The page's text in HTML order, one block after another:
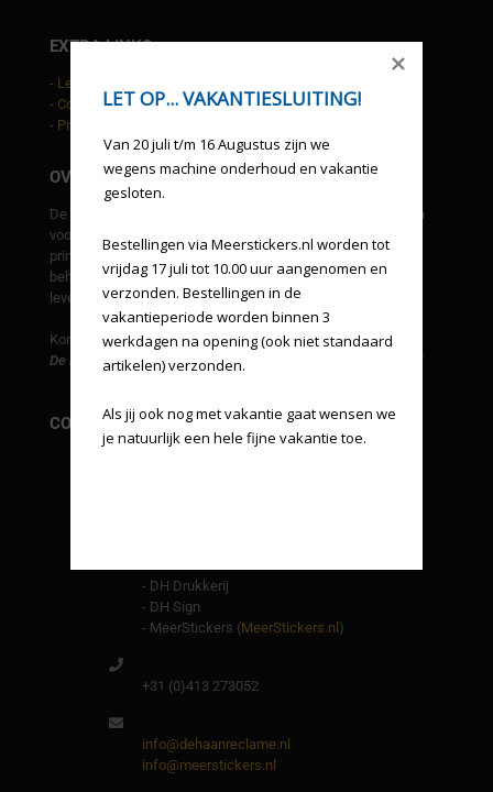
EXTRA LINKS
- Leveringsvoorwaarden
- Cookies
- Privacy statement
OVER DE HAAN RECLAME
De Haan reclame is een allround grafisch bedrijf. We kunnen
voor u in eigen beheer ontwerpen, drukwerk, groot formaat
prints, beletteringen, gevel uitingen, etc. verzorgen. Tevens
beheren en bewaken wij uw huisstijl en verzorgen derden
leveringen indien gewenst.
Kortom...
De Haan reclame, een one stop voor al uw reclame-uitingen!
CONTACT INFORMATIE
- DH Drukkerij
- DH Sign
- MeerStickers (MeerStickers.nl )
+31 (0)413 273052
info@dehaanreclame.nl
info@meerstickers.nl
Van 20 juli t/m 16 Augustus zijn we
wegens machine onderhoud en vakantie
gesloten.
LET OP... VAKANTIESLUITING!
Bestellingen via Meerstickers.nl worden tot
vrijdag 17 juli tot 10.00 uur aangenomen en
verzonden. Bestellingen in de
vakantieperiode worden binnen 3
werkdagen na opening (ook niet standaard
artikelen) verzonden.
Als jij ook nog met vakantie gaat wensen we
je natuurlijk een hele fijne vakantie toe.